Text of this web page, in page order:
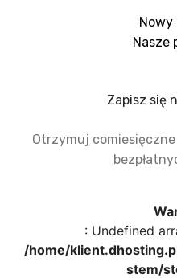
Nowy
Nasze
Zapisz się
Otrzymuj
: Undefined
/home/
stem/